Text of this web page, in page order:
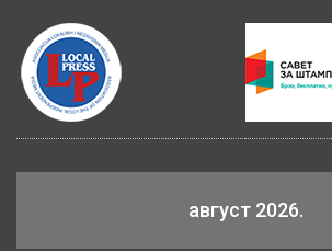
август 2026.